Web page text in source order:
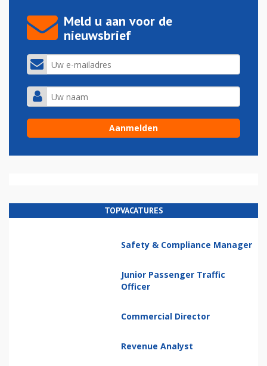
Meld u aan voor de
nieuwsbrief
TOPVACATURES
Safety & Compliance Manager
Junior Passenger Traffic